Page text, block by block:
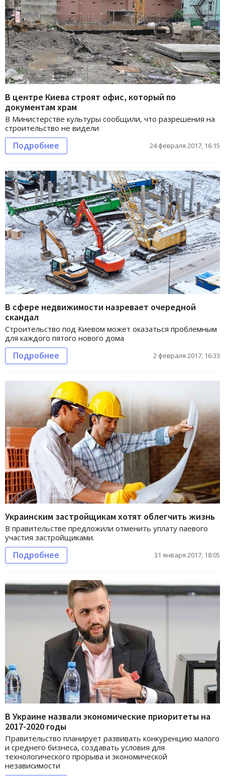
В центре Киева строят офис, который по
документам храм
В Министерстве культуры сообщили, что разрешения на
строительство не видели
Подробнее 24 февраля 2017, 16:15
В сфере недвижимости назревает очередной
скандал
Строительство под Киевом может оказаться проблемным
для каждого пятого нового дома
Подробнее 2 февраля 2017, 16:33
Украинским застройщикам хотят облегчить жизнь
В правительстве предложили отменить уплату паевого
участия застройщиками.
Подробнее 31 января 2017, 18:05
В Украине назвали экономические приоритеты на
2017-2020 годы
Правительство планирует развивать конкуренцию малого
и среднего бизнеса, создавать условия для
технологического прорыва и экономической
независимости